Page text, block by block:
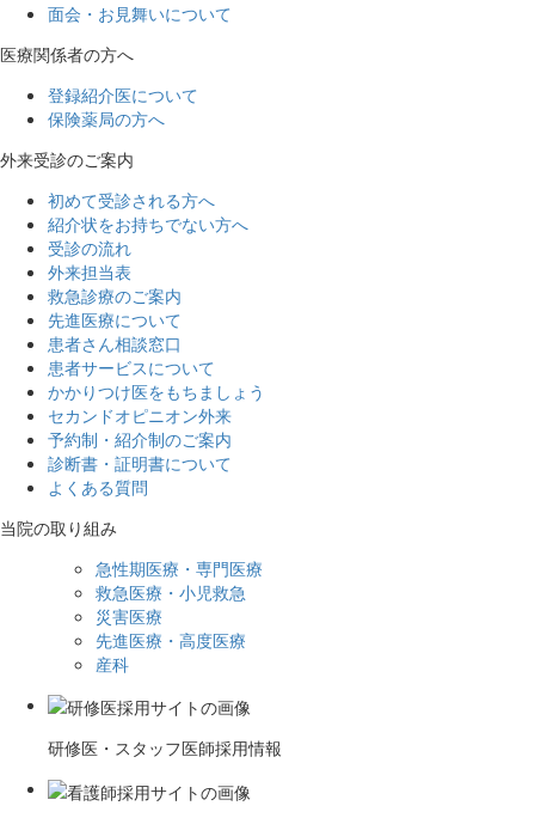
面会・お見舞いについて
医療関係者の方へ
登録紹介医について
保険薬局の方へ
外来受診のご案内
初めて受診される方へ
紹介状をお持ちでない方へ
受診の流れ
外来担当表
救急診療のご案内
先進医療について
患者さん相談窓口
患者サービスについて
かかりつけ医をもちましょう
セカンドオピニオン外来
予約制・紹介制のご案内
診断書・証明書について
よくある質問
当院の取り組み
急性期医療・専門医療
救急医療・小児救急
災害医療
先進医療・高度医療
産科
研修医・スタッフ医師採用情報